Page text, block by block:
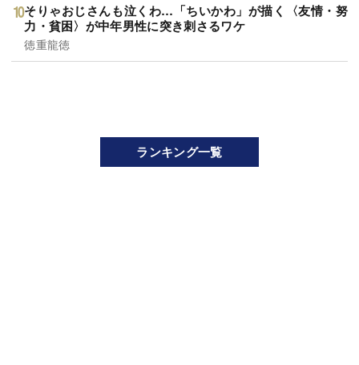
そりゃおじさんも泣くわ…「ちいかわ」が描く〈友情・努
力・貧困〉が中年男性に突き刺さるワケ
徳重龍徳
ランキング一覧